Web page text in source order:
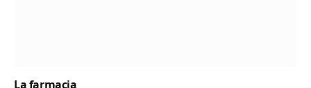
La farmacia